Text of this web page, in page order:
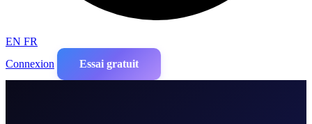
EN FR
Connexion
Essai gratuit